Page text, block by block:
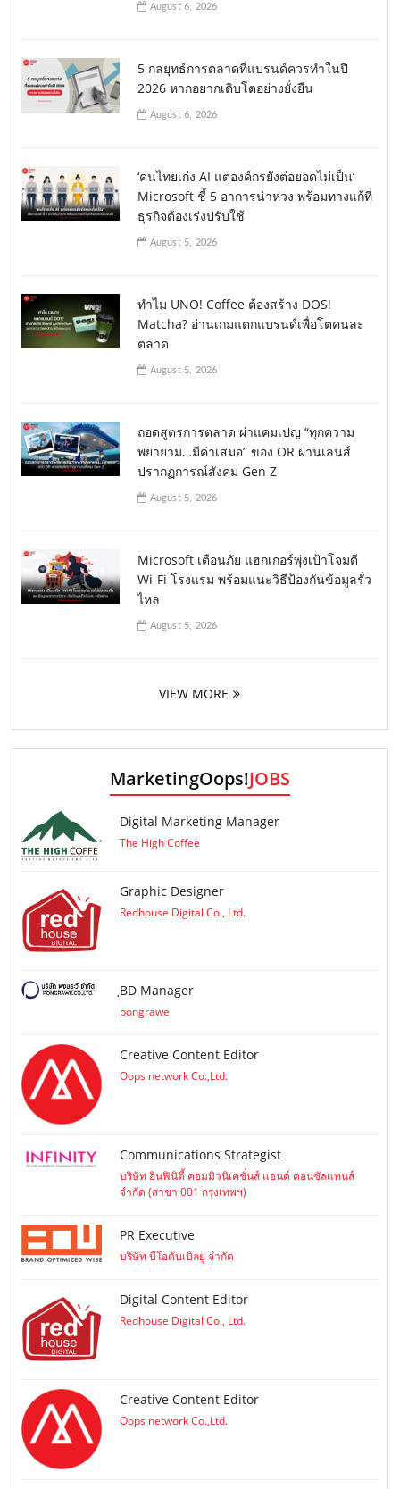
August 6, 2026
5 กลยุทธ์การตลาดที่แบรนด์ควรทำในปี
2026 หากอยากเติบโตอย่างยั่งยืน
August 6, 2026
‘คนไทยเก่ง AI แต่องค์กรยังต่อยอดไม่เป็น’
Microsoft ชี้ 5 อาการน่าห่วง พร้อมทางแก้ที่
ธุรกิจต้องเร่งปรับใช้
August 5, 2026
ทำไม UNO! Coffee ต้องสร้าง DOS!
Matcha? อ่านเกมแตกแบรนด์เพื่อโตคนละ
ตลาด
August 5, 2026
ถอดสูตรการตลาด ผ่าแคมเปญ “ทุกความ
พยายาม…มีค่าเสมอ” ของ OR ผ่านเลนส์
ปรากฏการณ์สังคม Gen Z
August 5, 2026
Microsoft เตือนภัย แฮกเกอร์พุ่งเป้าโจมตี
Wi-Fi โรงแรม พร้อมแนะวิธีป้องกันข้อมูลรั่ว
ไหล
August 5, 2026
VIEW MORE
MarketingOops!JOBS
Digital Marketing Manager
The High Coffee
Graphic Designer
Redhouse Digital Co., Ltd.
ฺBD Manager
pongrawe
Creative Content Editor
Oops network Co.,Ltd.
Communications Strategist
บริษัท อินฟินิตี้ คอมมิวนิเคชั่นส์ แอนด์ คอนซัลแทนส์
จำกัด (สาขา 001 กรุงเทพฯ)
PR Executive
บริษัท บีโอดับเบิลยู จำกัด
Digital Content Editor
Redhouse Digital Co., Ltd.
Creative Content Editor
Oops network Co.,Ltd.